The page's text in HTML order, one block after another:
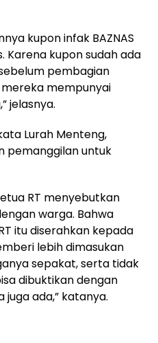
kupon infak BAZNAS
Karena kupon sudah ada
pembagian
mempunyai
jelasnya.
Lurah Menteng,
pemanggilan untuk
RT menyebutkan
warga. Bahwa
itu diserahkan kepada
lebih dimasukan
sepakat, serta tidak
dibuktikan dengan
ada,” katanya.